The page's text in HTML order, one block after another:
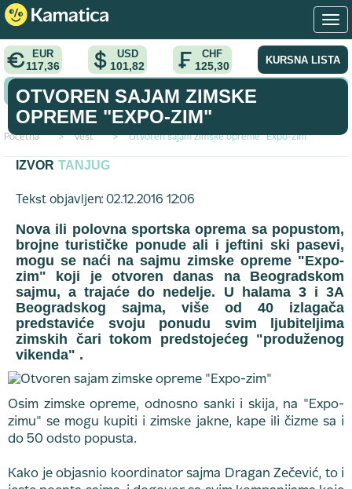
EUR
117,36
USD
101,82
CHF
125,30 KURSNA LISTA
KONVERTOR VALUTA
Početna > vest > Otvoren sajam zimske opreme "Expo-zim"
OTVOREN SAJAM ZIMSKE
OPREME "EXPO-ZIM"
IZVOR TANJUG
Tekst objavljen: 02.12.2016 12:06
Nova ili polovna sportska oprema sa popustom,
brojne turističke ponude ali i jeftini ski pasevi,
mogu se naći na sajmu zimske opreme "Expo-
zim" koji je otvoren danas na Beogradskom
sajmu, a trajaće do nedelje. U halama 3 i 3A
Beogradskog sajma, više od 40 izlagača
predstaviće svoju ponudu svim ljubiteljima
zimskih čari tokom predstojećeg "produženog
vikenda" .
Osim zimske opreme, odnosno sanki i skija, na "Expo-
zimu" se mogu kupiti i zimske jakne, kape ili čizme sa i
do 50 odsto popusta.
Kako je objasnio koordinator sajma Dragan Zečević, to i